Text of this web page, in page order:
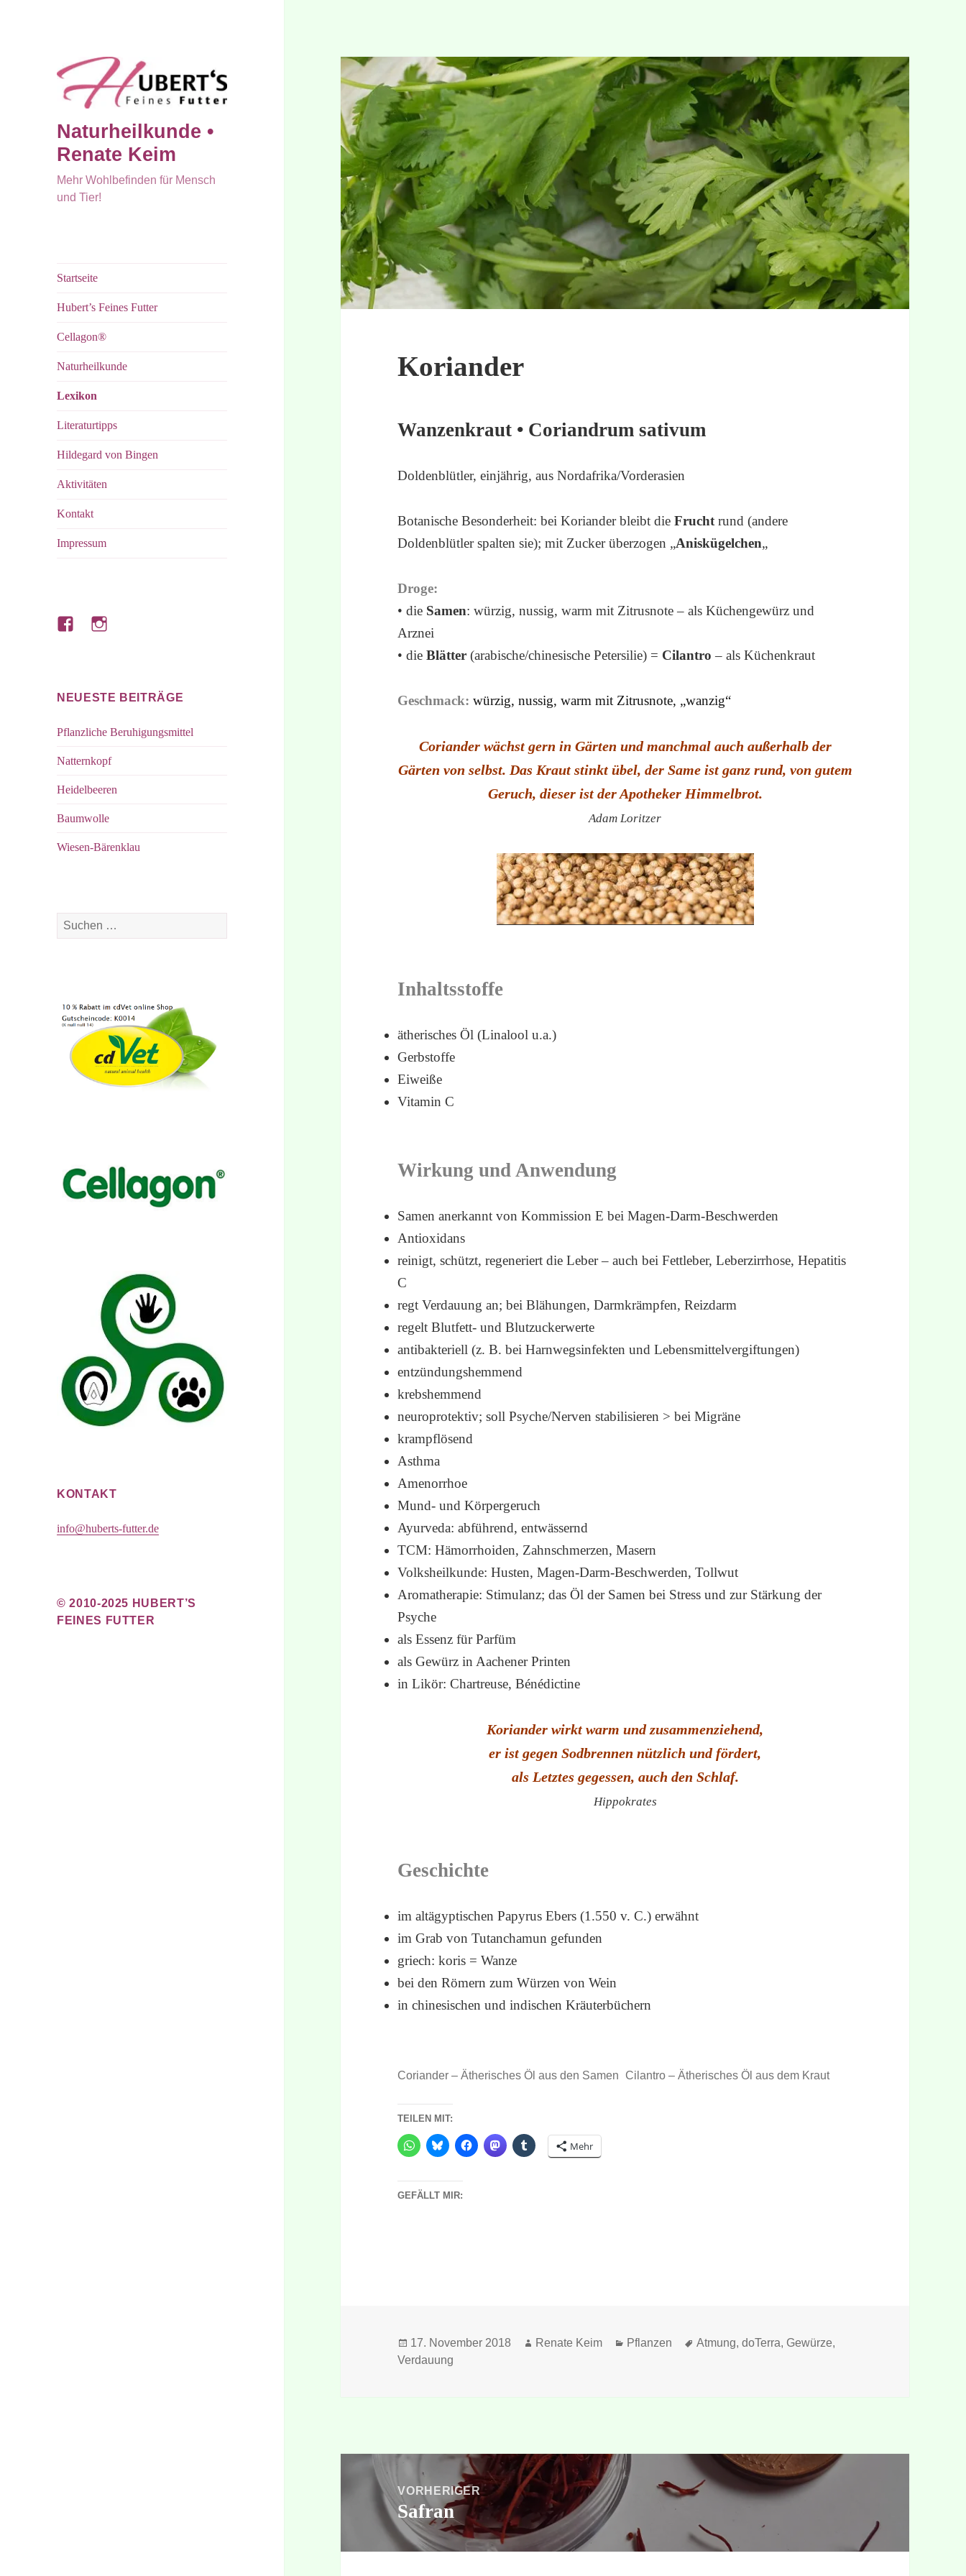
Naturheilkunde •
Renate Keim
Mehr Wohlbefinden für Mensch
und Tier!
Startseite
Hubert’s Feines Futter
Cellagon®
Naturheilkunde
Lexikon
Literaturtipps
Hildegard von Bingen
Aktivitäten
Kontakt
Impressum
Hubert’sHubert’s
NEUESTE BEITRÄGE
Pflanzliche Beruhigungsmittel
Natternkopf
Heidelbeeren
Baumwolle
Wiesen-Bärenklau
Suchen
nach:
KONTAKT
info@huberts-futter.de
© 2010-2025 HUBERT’S
FEINES FUTTER
Koriander
Wanzenkraut • Coriandrum sativum
Doldenblütler, einjährig, aus Nordafrika/Vorderasien
Botanische Besonderheit: bei Koriander bleibt dieFrucht rund (andere
Doldenblütler spalten sie); mit Zucker überzogen „Aniskügelchen„
Droge:
• die Samen: würzig, nussig, warm mit Zitrusnote – als Küchengewürz und
Arznei
• dieBlätter (arabische/chinesische Petersilie) = Cilantro – als Küchenkraut
Geschmack:würzig, nussig, warm mit Zitrusnote, „wanzig“
Coriander wächst gern in Gärten und manchmal auch außerhalb der
Gärten von selbst. Das Kraut stinkt übel, der Same ist ganz rund, von gutem
Geruch, dieser ist der Apotheker Himmelbrot.
Adam Loritzer
Inhaltsstoffe
ätherisches Öl (Linalool u.a.)
Gerbstoffe
Eiweiße
Vitamin C
Wirkung und Anwendung
Samen anerkannt von Kommission E bei Magen-Darm-Beschwerden
Antioxidans
reinigt, schützt, regeneriert die Leber – auch bei Fettleber, Leberzirrhose, Hepatitis
C
regt Verdauung an; bei Blähungen, Darmkrämpfen, Reizdarm
regelt Blutfett- und Blutzuckerwerte
antibakteriell (z. B. bei Harnwegsinfekten und Lebensmittelvergiftungen)
entzündungshemmend
krebshemmend
neuroprotektiv; soll Psyche/Nerven stabilisieren > bei Migräne
krampflösend
Asthma
Amenorrhoe
Mund- und Körpergeruch
Ayurveda: abführend, entwässernd
TCM: Hämorrhoiden, Zahnschmerzen, Masern
Volksheilkunde: Husten, Magen-Darm-Beschwerden, Tollwut
Aromatherapie: Stimulanz; das Öl der Samen bei Stress und zur Stärkung der
Psyche
als Essenz für Parfüm
als Gewürz in Aachener Printen
in Likör: Chartreuse, Bénédictine
Koriander wirkt warm und zusammenziehend,
er ist gegen Sodbrennen nützlich und fördert,
als Letztes gegessen, auch den Schlaf.
Hippokrates
Geschichte
im altägyptischen Papyrus Ebers (1.550 v. C.) erwähnt
im Grab von Tutanchamun gefunden
griech: koris = Wanze
bei den Römern zum Würzen von Wein
in chinesischen und indischen Kräuterbüchern
Coriander – Ätherisches Öl aus den Samen Cilantro – Ätherisches Öl aus dem Kraut
TEILEN MIT:
Mehr
GEFÄLLT MIR:
Veröffentlicht
am
17. November 2018 Autor
Renate Keim Kategorien
Pflanzen Schlagwörter
Atmung,doTerra, Gewürze,
Verdauung
Beitragsnavigation
VORHERIGER
Vorheriger
Beitrag:
Safran